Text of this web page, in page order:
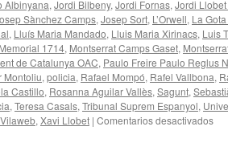
Albinyana, Jordi Bilbeny, Jordi Fornas, Jordi Llobet
Sànchez Camps, Josep Sort, L’Orwell, La
, Lluís Maria Mandado, Lluis Maria Xirinacs, Luis
Memorial 1714, Montserrat Camps Gaset,
de Catalunya OAC, Paulo Freire Paulo Reglus
Montoliu, policia, Rafael Mompó, Rafel Vallbona,
Castillo, Rosanna Aguilar Vallès, Sagunt,
, Teresa Casals, Tribunal Suprem Espanyol,
Vilaweb, Xavi Llobet | Comentarios desactivadosen